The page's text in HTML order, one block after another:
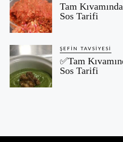
Tam
Sos Tarifi
ŞEFIN TAVSIYESI
✅Tam
Sos Tarifi